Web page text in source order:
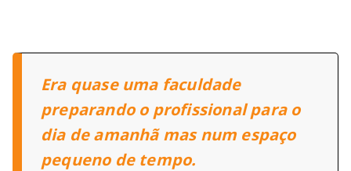
Era quase uma faculdade
preparando o profissional para o
dia de amanhã mas num espaço
pequeno de tempo.